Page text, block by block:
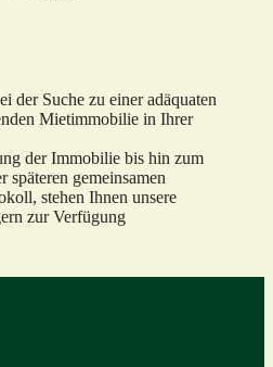
der Suche zu einer adäquaten
Mietimmobilie in Ihrer
der Immobilie bis hin zum
späteren gemeinsamen
stehen Ihnen unsere
zur Verfügung